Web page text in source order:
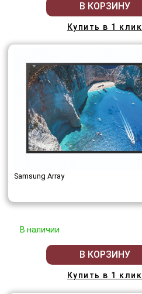
В КОРЗИНУ
Купить в 1 клик
Samsung Array
В наличии
В КОРЗИНУ
Купить в 1 клик